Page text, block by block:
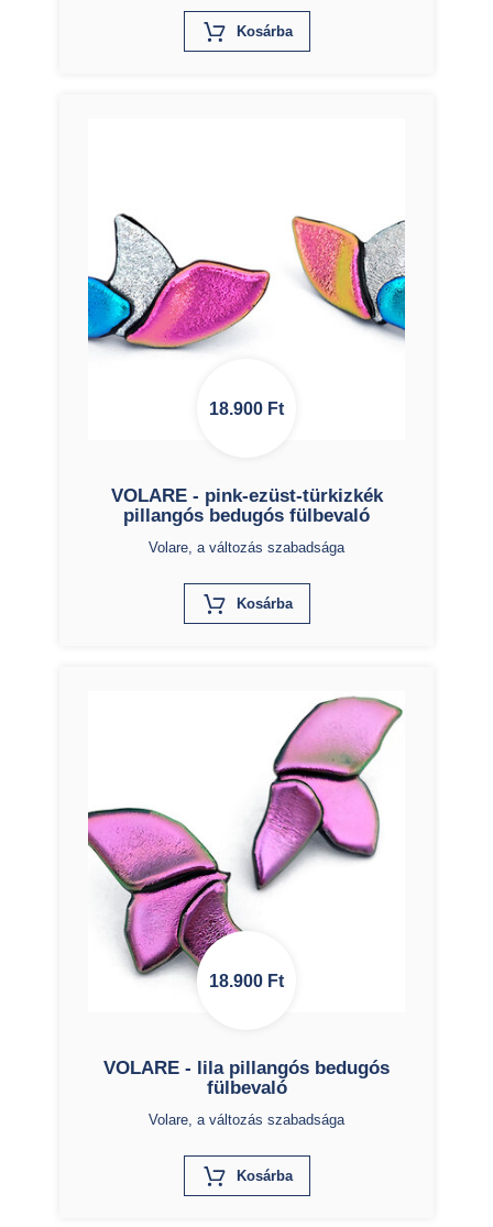
KosárbaX
18.900 Ft
VOLARE - pink-ezüst-türkizkék
pillangós bedugós fülbevaló
Volare, a változás szabadsága
KosárbaX
18.900 Ft
VOLARE - lila pillangós bedugós
fülbevaló
Volare, a változás szabadsága
KosárbaX